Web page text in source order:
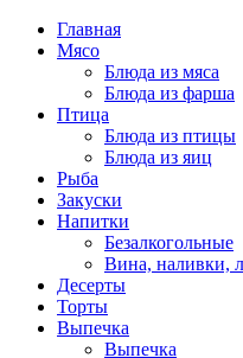
Главная
Мясо
Блюда из мяса
Блюда из фарша
Птица
Блюда из птицы
Блюда из яиц
Рыба
Закуски
Напитки
Безалкогольные
Вина, наливки,
Десерты
Торты
Выпечка
Выпечка